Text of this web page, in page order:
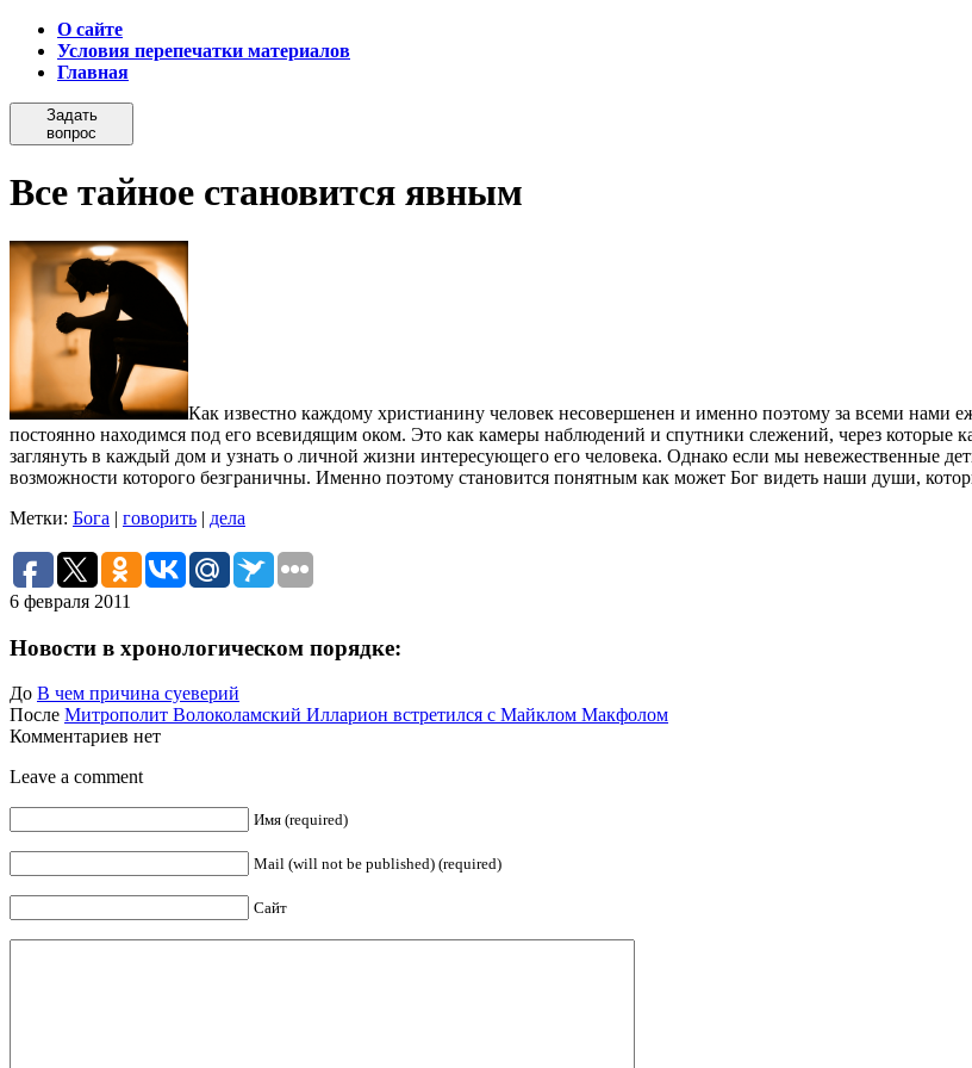
О сайте
Условия перепечатки материалов
Главная
Задать
вопрос
Все тайное становится явным
Как известно каждому христианину человек несовершенен и именно поэтому за всеми нами
постоянно находимся под его всевидящим оком. Это как камеры наблюдений и спутники слежений, через
заглянуть в каждый дом и узнать о личной жизни интересующего его человека. Однако если мы невежественные
возможности которого безграничны. Именно поэтому становится понятным как может Бог видеть наши души,
Метки: Бога | говорить | дела
6 февраля 2011
Новости в хронологическом порядке:
До В чем причина суеверий
После Митрополит Волоколамский Илларион встретился с Майклом Макфолом
Комментариев нет
Leave a comment
Имя (required)
Mail (will not be published) (required)
Сайт